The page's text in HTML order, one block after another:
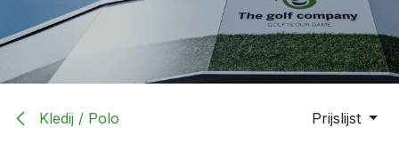
Kledij / Polo Prijslijst